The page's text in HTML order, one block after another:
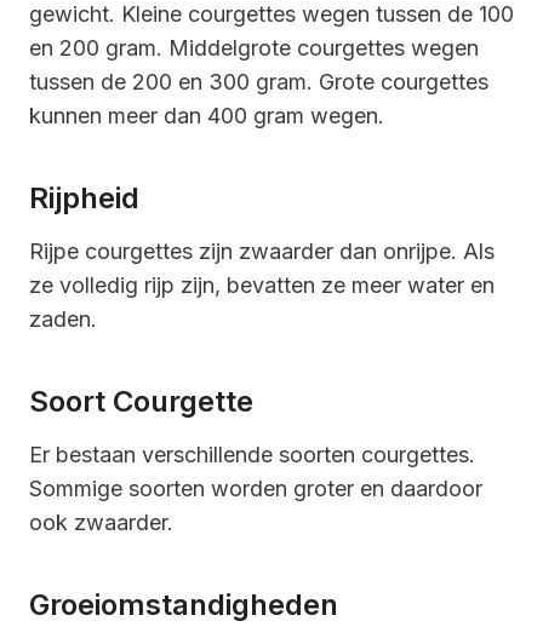
gewicht. Kleine courgettes wegen tussen de 100
en 200 gram. Middelgrote courgettes wegen
tussen de 200 en 300 gram. Grote courgettes
kunnen meer dan 400 gram wegen.
Rijpheid
Rijpe courgettes zijn zwaarder dan onrijpe. Als
ze volledig rijp zijn, bevatten ze meer water en
zaden.
Soort Courgette
Er bestaan verschillende soorten courgettes.
Sommige soorten worden groter en daardoor
ook zwaarder.
Groeiomstandigheden